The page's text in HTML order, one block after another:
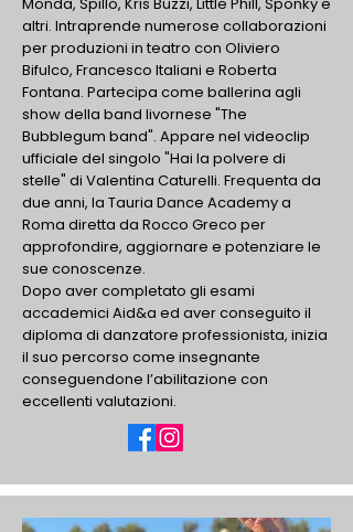
altri. Intraprende numerose collaborazioni
per produzioni in teatro con Oliviero
Bifulco, Francesco Italiani e Roberta
Fontana. Partecipa come ballerina agli
show della band livornese "The
Bubblegum band". Appare nel videoclip
ufficiale del singolo "Hai la polvere di
stelle" di Valentina Caturelli. Frequenta da
due anni, la Tauria Dance Academy a
Roma diretta da Rocco Greco per
approfondire, aggiornare e potenziare le
sue conoscenze.
Dopo aver completato gli esami
accademici Aid&a ed aver conseguito il
diploma di danzatore professionista, inizia
il suo percorso come insegnante
conseguendone l’abilitazione con
eccellenti valutazioni.